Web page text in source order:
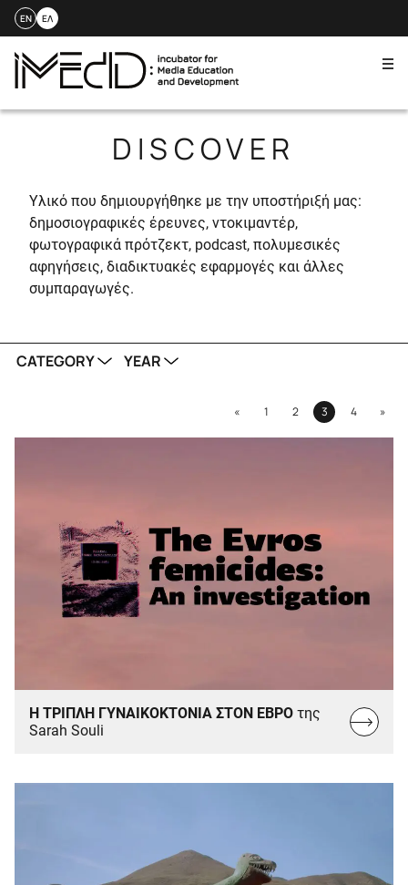
to
EN ΕΛ
DISCOVER
Yλικό που δημιουργήθηκε με την υποστήριξή μας:
δημοσιογραφικές έρευνες, ντοκιμαντέρ,
φωτογραφικά πρότζεκτ, podcast, πολυμεσικές
αφηγήσεις, διαδικτυακές εφαρμογές και άλλες
συμπαραγωγές.
CATEGORY YEAR
«PreviousPage
1 Page
2 Page
3 Page
4 »Next
Η ΤΡΙΠΛΗ ΓΥΝΑΙΚΟΚΤΟΝΙΑ ΣΤΟΝ ΕΒΡΟ της
Sarah Souli
Read
more...